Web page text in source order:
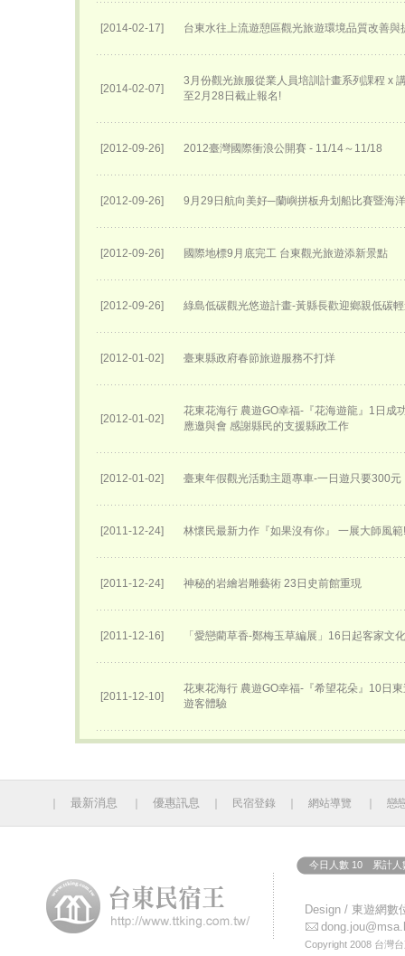
[2014-02-17] 台東水往上流遊憩區觀光旅遊環境品質改善與
[2014-02-07]
3月份觀光旅服從業人員培訓計畫系列課程 x
至2月28日截止報名!
[2012-09-26] 2012臺灣國際衝浪公開賽 - 11/14～11/18
[2012-09-26] 9月29日航向美好─蘭嶼拼板舟划船比賽暨海
[2012-09-26] 國際地標9月底完工 台東觀光旅遊添新景點
[2012-09-26] 綠島低碳觀光悠遊計畫-黃縣長歡迎鄉親低碳
[2012-01-02] 臺東縣政府春節旅遊服務不打烊
[2012-01-02]
花東花海行 農遊GO幸福-『花海遊龍』1日成
應邀與會 感謝縣民的支援縣政工作
[2012-01-02] 臺東年假觀光活動主題專車-一日遊只要300元
[2011-12-24] 林懷民最新力作『如果沒有你』 一展大師風
[2011-12-24] 神秘的岩繪岩雕藝術 23日史前館重現
[2011-12-16] 「愛戀藺草香-鄭梅玉草編展」16日起客家文
[2011-12-10]
花東花海行 農遊GO幸福-『希望花朵』10日
遊客體驗
｜最新消息 ｜優惠訊息 民宿登錄 ｜網站導覽 ｜戀
今日人數 10 累計人
Design /東遊網數
Copyright 2008 台灣